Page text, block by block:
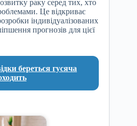
раку серед тих, хто
Це відкриває
індивідуалізованих
прогнозів для цієї
береться гусяча